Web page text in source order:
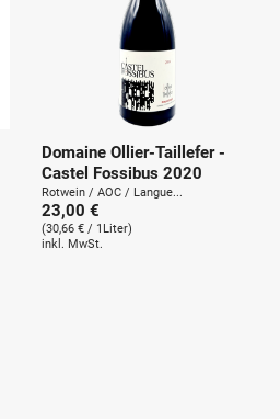
Domaine Ollier-Taillefer -
Castel Fossibus 2020
Rotwein / AOC / Langue...
23,00 €
(30,66 € / 1Liter)
inkl. MwSt.